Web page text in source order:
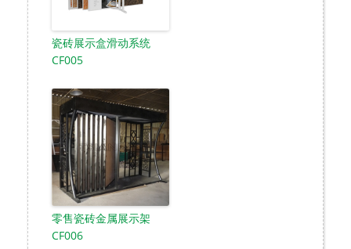
瓷砖展示盒滑动系统
CF005
零售瓷砖金属展示架
CF006